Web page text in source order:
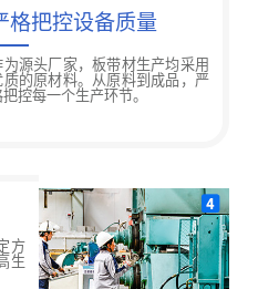
格把控设备质量
为源头厂家，板带材生产均采用
质的原材料。从原料到成品，严
把控每一个生产环节。
方
生